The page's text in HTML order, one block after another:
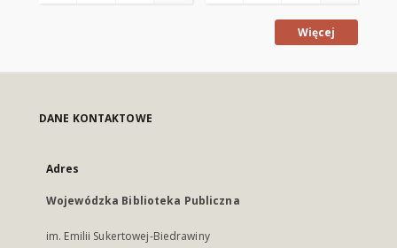
Więcej
DANE KONTAKTOWE
Adres
Wojewódzka Biblioteka Publiczna
im. Emilii Sukertowej-Biedrawiny